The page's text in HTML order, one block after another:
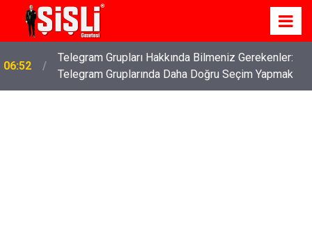
04:43
İş Davaları: Haklarınızı Bilmek ve Koruma Altına
Almak